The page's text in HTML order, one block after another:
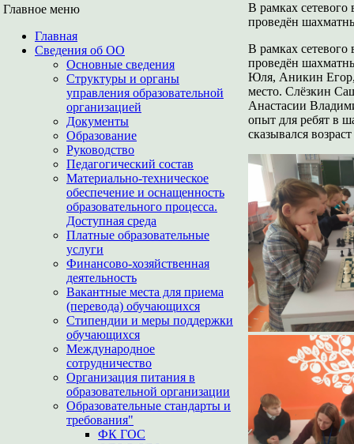
Главное меню
Главная
Сведения об ОО
Основные сведения
Структуры и органы
управления образовательной
организацией
Документы
Образование
Руководство
Педагогический состав
Материально-техническое
обеспечение и оснащенность
образовательного процесса.
Доступная среда
Платные образовательные
услуги
Финансово-хозяйственная
деятельность
Вакантные места для приема
(перевода) обучающихся
Стипендии и меры поддержки
обучающихся
Международное
сотрудничество
Организация питания в
образовательной организации
Образовательные стандарты и
требования"
ФК ГОС
В рамках
проведён
В рамках
проведён
Юля, Аникин Егор,
место. Слёзкин
Анастасии
опыт для ребят в
сказывался